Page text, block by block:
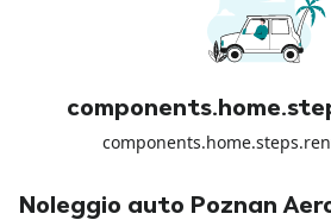
Noleggio auto Poznan